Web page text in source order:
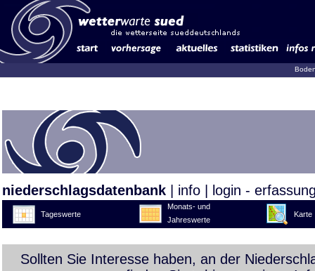
niederschlagsdatenbank info login -
Tageswerte
Monats- und
Jahreswerte
Karte
Sollten Sie Interesse haben, an der